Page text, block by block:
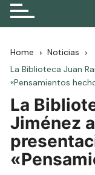
Home
Noticias
La Biblioteca Juan
«Pensamientos
La
Jiménez